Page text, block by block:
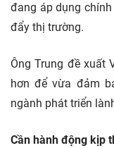
đang áp dụng
đẩy thị trường.
Ông Trung đề xuất
hơn để vừa đảm
ngành phát triển
Cần hành động kịp